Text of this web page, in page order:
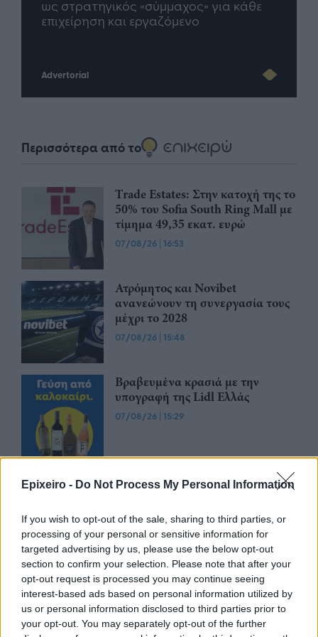
Epixeiro - Do Not Process My Personal Information
If you wish to opt-out of the sale, sharing to third parties, or
processing of your personal or sensitive information for
targeted advertising by us, please use the below opt-out
section to confirm your selection. Please note that after your
opt-out request is processed you may continue seeing
interest-based ads based on personal information utilized by
us or personal information disclosed to third parties prior to
your opt-out. You may separately opt-out of the further
μέλλον του Insurance στην εποχή του AI
Advertorial
Περισσότερα από το
Trade Estates: Στην κατοχή της το
50% του Sofia South Ring Mall με
τίμημα 49,35 εκατ. ευρώ
07/08/26 | 16:53
Ατρόμητος και Novibet
ανανεώνουν τη συνεργασία τους
μέχρι το 2028
07/08/26 | 15:48
Βραβευμένα κρασιά με την
υπογραφή της Lidl Ελλάς
07/08/26 | 15:29
CSG: Διψήφια αύξηση εσόδων
και ισχυρό ανεκτέλεστο
του 2026
07/08/26 12:09
Apollo Global Management:
Εξαγοράζει την EasyJet έναντι 7,7
δισ. δολαρίων - Η δήλωση του Sir
Στέλιου Χατζηιωάννου
06/08/26 18:31